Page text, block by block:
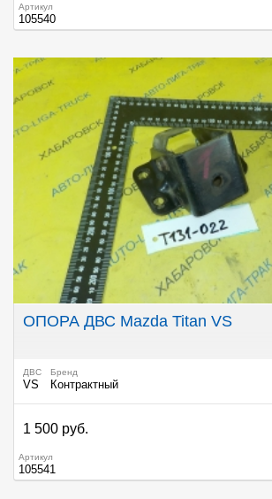
Артикул
105540
ОПОРА ДВС Mazda Titan VS
ДВС
VS
Бренд
Контрактный
1 500 руб.
Артикул
105541